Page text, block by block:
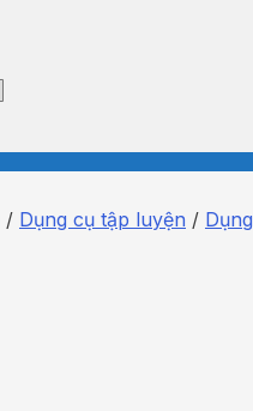
/ Dụng cụ tập luyện /